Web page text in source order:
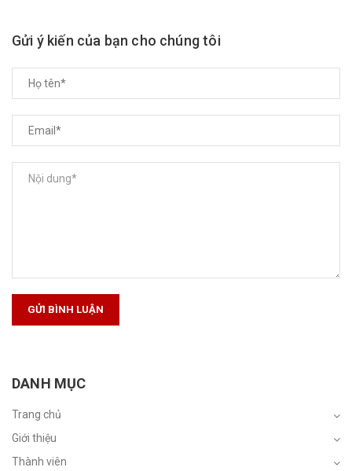
Gửi ý kiến của bạn cho chúng tôi
GỬI BÌNH LUẬN
DANH MỤC
Trang chủ
Giới thiệu
Thành viên